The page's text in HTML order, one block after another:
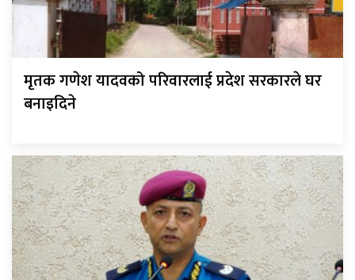
मृतक गणेश यादवको परिवारलाई प्रदेश सरकारले घर
बनाइदिने